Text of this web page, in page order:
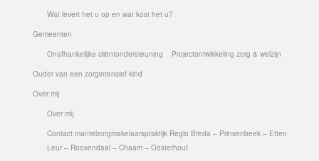
Wat levert het u op en wat kost het u?
Gemeenten
Onafhankelijke cliëntondersteuning
Projectontwikkeling zorg & welzijn
Ouder van een zorgintensief kind
Over mij
Over mij
Contact mantelzorgmakelaarspraktijk Regio Breda – Prinsenbeek – Etten
Leur – Roosendaal – Chaam – Oosterhout